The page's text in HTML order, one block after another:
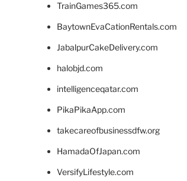
TrainGames365.com
BaytownEvaCationRentals.com
JabalpurCakeDelivery.com
halobjd.com
intelligenceqatar.com
PikaPikaApp.com
takecareofbusinessdfw.org
HamadaOfJapan.com
VersifyLifestyle.com